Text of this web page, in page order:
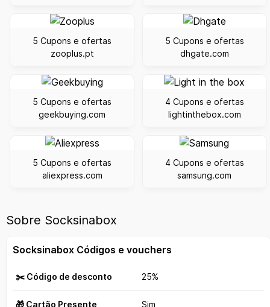
5 Cupons e ofertas
zooplus.pt
5 Cupons e ofertas
dhgate.com
5 Cupons e ofertas
geekbuying.com
4 Cupons e ofertas
lightinthebox.com
5 Cupons e ofertas
aliexpress.com
4 Cupons e ofertas
samsung.com
Sobre Socksinabox
Socksinabox Códigos e vouchers
✂️ Código de desconto 25%
🎁 Cartão Presente Sim